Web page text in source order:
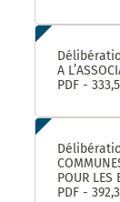
DU
A
PDF -
POUR LES
PDF -